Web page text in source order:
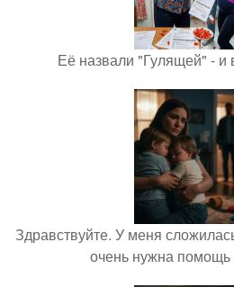
Её назвали "Гулящей" - и
Здравствуйте. У меня
очень нужна помощь